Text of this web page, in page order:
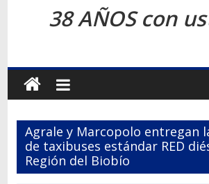
Revista
Transporte
Terrestre
Autos,
camiones,
motos,
información
38 AÑOS con
Agrale y Marcopolo entregan
de taxibuses estándar RED
Región del Biobío